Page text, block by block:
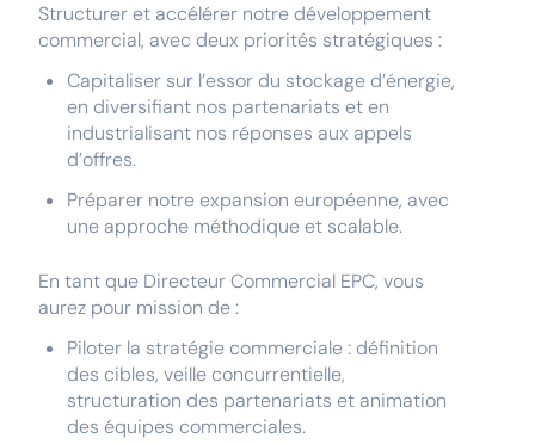
Structurer et accélérer notre développement
commercial, avec deux priorités stratégiques :
Capitaliser sur l’essor du stockage d’énergie,
en diversifiant nos partenariats et en
industrialisant nos réponses aux appels
d’offres.
Préparer notre expansion européenne, avec
une approche méthodique et scalable.
En tant que Directeur Commercial EPC, vous
aurez pour mission de :
Piloter la stratégie commerciale : définition
des cibles, veille concurrentielle,
structuration des partenariats et animation
des équipes commerciales.